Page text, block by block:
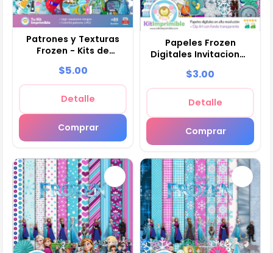
Patrones y Texturas
Frozen - Kits de
$5.00
Detalle
Comprar
Papeles Frozen
Digitales Invitaciones
$3.00
Detalle
Comprar